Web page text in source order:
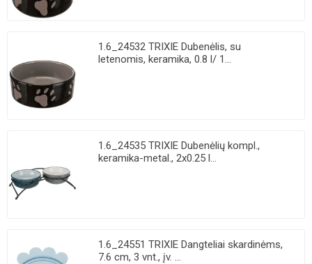
1.6_24532 TRIXIE Dubenėlis, su
letenomis, keramika, 0.8 l/ 1...
1.6_24535 TRIXIE Dubenėlių kompl.,
keramika-metal., 2x0.25 l...
1.6_24551 TRIXIE Dangteliai skardinėms,
7.6 cm, 3 vnt., įv. ...